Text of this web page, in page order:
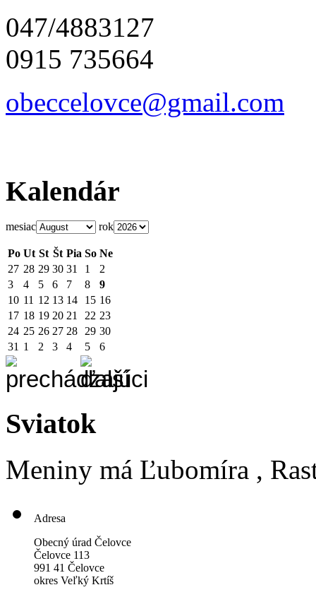
047/4883127
0915 735664
obeccelovce@gmail.com
Kalendár
mesiac rok
Po Ut St Št Pia So Ne
27 28 29 30 31 1
2
3
4 5 6 7 8
9
10 11 12 13 14 15 16
17 18 19 20 21 22 23
24 25 26 27 28 29 30
31 1 2 3 4 5 6
Sviatok
Meniny má Ľubomíra ,
Adresa
Obecný úrad Čelovce
Čelovce 113
991 41 Čelovce
okres Veľký Krtíš